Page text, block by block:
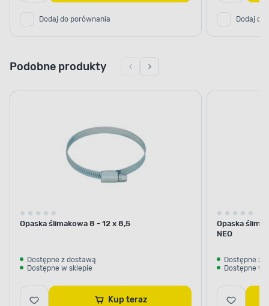
Dodaj do porównania Dodaj do
Podobne produkty
Opaska ślimakowa 8 - 12 x 8,5
Dostępne z dostawą
Dostępne w sklepie
Kup teraz
Opaska
NEO
Dostępne z
Dostępne w